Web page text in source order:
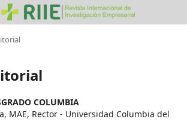
COLUMBIA
MAE, Rector - Universidad Columbia del